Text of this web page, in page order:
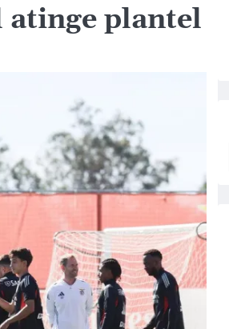
atinge plantel